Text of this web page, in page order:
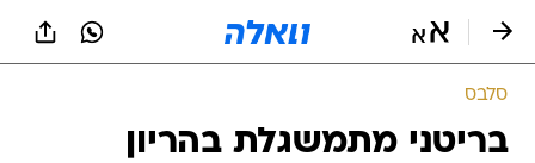
סלבס
בריטני מתמשגלת בהריון